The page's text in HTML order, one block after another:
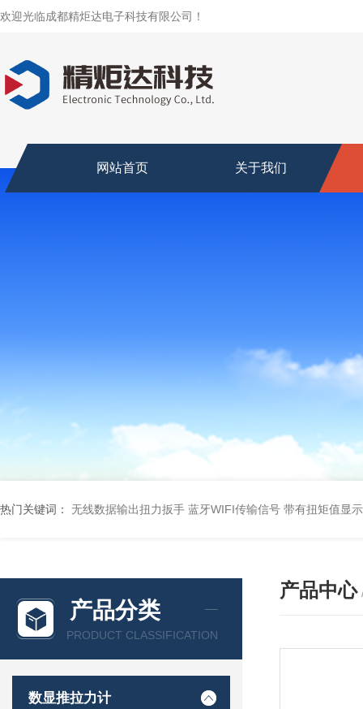
欢迎光临成都精炬达电子科技有限公司！
网站首页 关于我们
热门关键词： 无线数据输出扭力扳手 蓝牙WIFI传输信号 带有扭矩值显
产品分类
PRODUCT CLASSIFICATION
数显推拉力计
产品中心